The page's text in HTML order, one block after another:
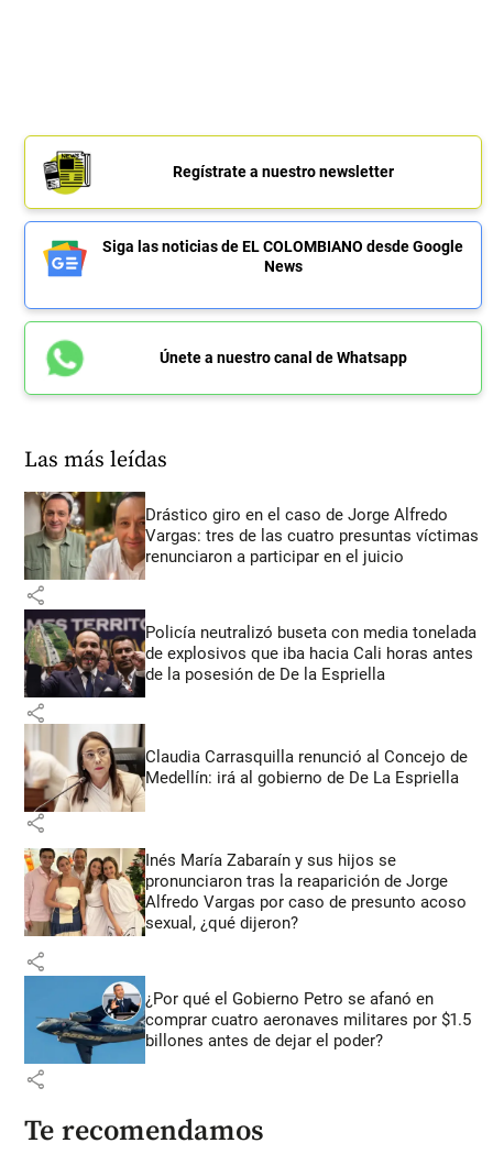
Regístrate a nuestro newsletter
Siga las noticias de EL COLOMBIANO desde Google
News
Únete a nuestro canal de Whatsapp
Las más leídas
Drástico giro en el caso de Jorge Alfredo
Vargas: tres de las cuatro presuntas víctimas
renunciaron a participar en el juicio
share
Policía neutralizó buseta con media tonelada
de explosivos que iba hacia Cali horas antes
de la posesión de De la Espriella
share
Claudia Carrasquilla renunció al Concejo de
Medellín: irá al gobierno de De La Espriella
share
Inés María Zabaraín y sus hijos se
pronunciaron tras la reaparición de Jorge
Alfredo Vargas por caso de presunto acoso
sexual, ¿qué dijeron?
share
¿Por qué el Gobierno Petro se afanó en
comprar cuatro aeronaves militares por $1.5
billones antes de dejar el poder?
share
Te recomendamos